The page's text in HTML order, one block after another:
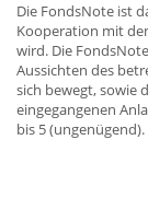
Die FondsNote ist
Kooperation mit
wird. Die
Aussichten des
sich bewegt, sowie
eingegangenen
bis 5 (ungenügend).